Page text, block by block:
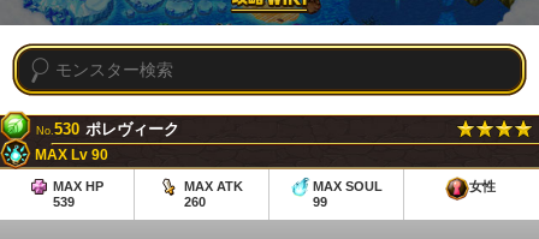
No.530 ポレヴィーク
MAX Lv 90
MAX HP
539
MAX ATK
260
MAX SOUL
99
女性